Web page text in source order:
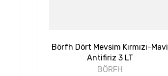
Börfh Dört Mevsim Kırmızı-Mavi
Antifiriz 3 LT
BÖRFH